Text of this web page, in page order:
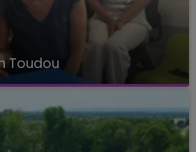
Toudou